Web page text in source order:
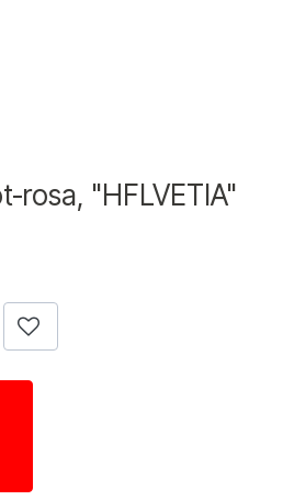
rosa, "HFLVETIA"